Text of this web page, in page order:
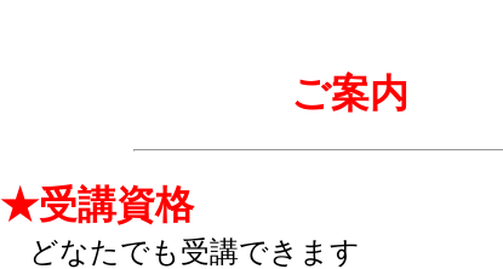
ご案内
★受講資格
どなたでも受講できます